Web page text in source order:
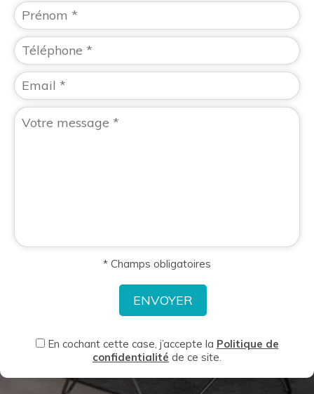
* Champs obligatoires
En cochant cette case, j’accepte la Politique de
confidentialité de ce site.